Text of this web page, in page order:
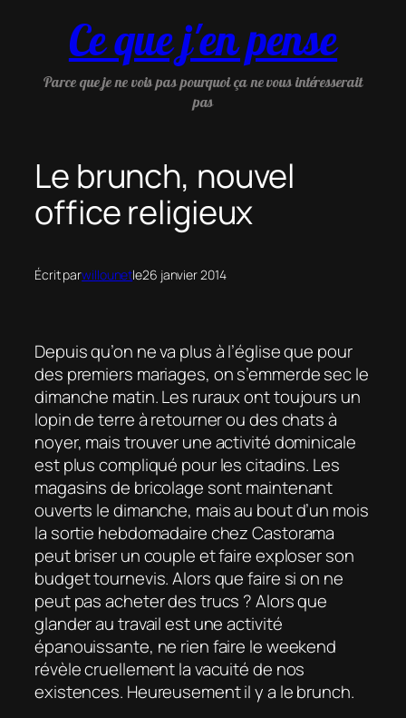
contenuCe que j'en pense
Parce que je ne vois pas pourquoi ça ne vous intéresserait
pas
Le brunch, nouvel
office religieux
Écrit parwillounetle26 janvier 2014
Depuis qu’on ne va plus à l’église que pour
des premiers mariages, on s’emmerde sec le
dimanche matin. Les ruraux ont toujours un
lopin de terre à retourner ou des chats à
noyer, mais trouver une activité dominicale
est plus compliqué pour les citadins. Les
magasins de bricolage sont maintenant
ouverts le dimanche, mais au bout d’un mois
la sortie hebdomadaire chez Castorama
peut briser un couple et faire exploser son
budget tournevis. Alors que faire si on ne
peut pas acheter des trucs ? Alors que
glander au travail est une activité
épanouissante, ne rien faire le weekend
révèle cruellement la vacuité de nos
existences. Heureusement il y a le brunch.